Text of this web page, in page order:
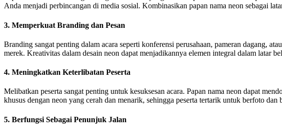
Anda menjadi perbincangan di media sosial. Kombinasikan papan nama neon sebagai
3. Memperkuat Branding dan Pesan
Branding sangat penting dalam acara seperti konferensi perusahaan, pameran dagang,
merek. Kreativitas dalam desain neon dapat menjadikannya elemen integral dalam latar
4. Meningkatkan Keterlibatan Peserta
Melibatkan peserta sangat penting untuk kesuksesan acara. Papan nama neon dapat
khusus dengan neon yang cerah dan menarik, sehingga peserta tertarik untuk berfoto dan
5. Berfungsi Sebagai Penunjuk Jalan